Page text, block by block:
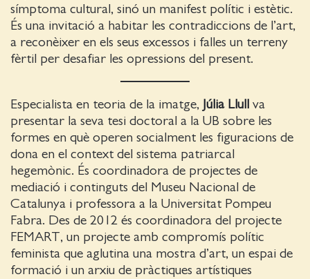
símptoma cultural, sinó un manifest polític i estètic.
És una invitació a habitar les contradiccions de l’art,
a reconèixer en els seus excessos i falles un terreny
fèrtil per desafiar les opressions del present.
Especialista en teoria de la imatge, Júlia Llull
va
presentar la seva tesi doctoral a la UB sobre les
formes en què operen socialment les figuracions de
dona en el context del sistema patriarcal
hegemònic. És coordinadora de projectes de
mediació i continguts del Museu Nacional de
Catalunya i professora a la Universitat Pompeu
Fabra. Des de 2012 és coordinadora del projecte
FEMART, un projecte amb compromís polític
feminista que aglutina una mostra d’art, un espai de
formació i un arxiu de pràctiques artístiques